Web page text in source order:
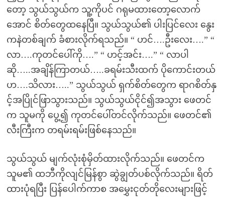
တော့ သွယ်သွယ်က သူ့ကိုပင် ဂရုမထားတော့လောက်
အောင် စိတ်တွေထနေပြီ။ သွယ်သွယ်၏ ပါးပြင်လေး နွေး
ကနဲတစ်ချက် ခံစားလိုက်ရသည်။ “ ဟင်….ဦးလေး….” “
လာ….ကုတင်ပေါ်ကို….” “ ဟင့်အင်း….” “ လာပါ
ဆို…..အချိန်ကြာတယ်…..ခရမ်းသီးထက် ပိုကောင်းတယ်
ဟ….သိလား…..” သွယ်သွယ် ရှက်စိတ်တွေက ရာဂစိတ်နှ
င့်အပြိုင်ဖြာသွားသည်။ သွယ်သွယ်ငိုင်၍အသွား ဖေတင်
က သူမကို ပွေ့၍ ကုတင်ပေါ်တင်လိုက်သည်။ ဖေတင်၏
လီးကြီးက တရမ်းရမ်းဖြစ်နေသည်။
သွယ်သွယ် မျက်လုံးစုံမှိတ်ထားလိုက်သည်။ ဖေတင်က
သူမ၏ ထဘီကိုလျင်မြန်စွာ ဆွဲချွတ်ပစ်လိုက်သည်။ ရိတ်
ထားပုံရပြီး ပြန်ပေါက်ကာစ အမွှေးငုတ်တိုလေးများဖြင့်